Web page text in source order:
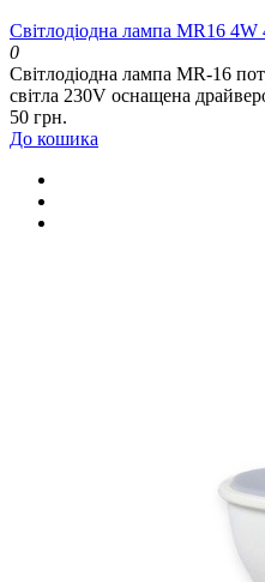
Світлодіодна лампа MR16
0
Світлодіодна лампа MR-16
світла 230V оснащена
50 грн.
До кошика